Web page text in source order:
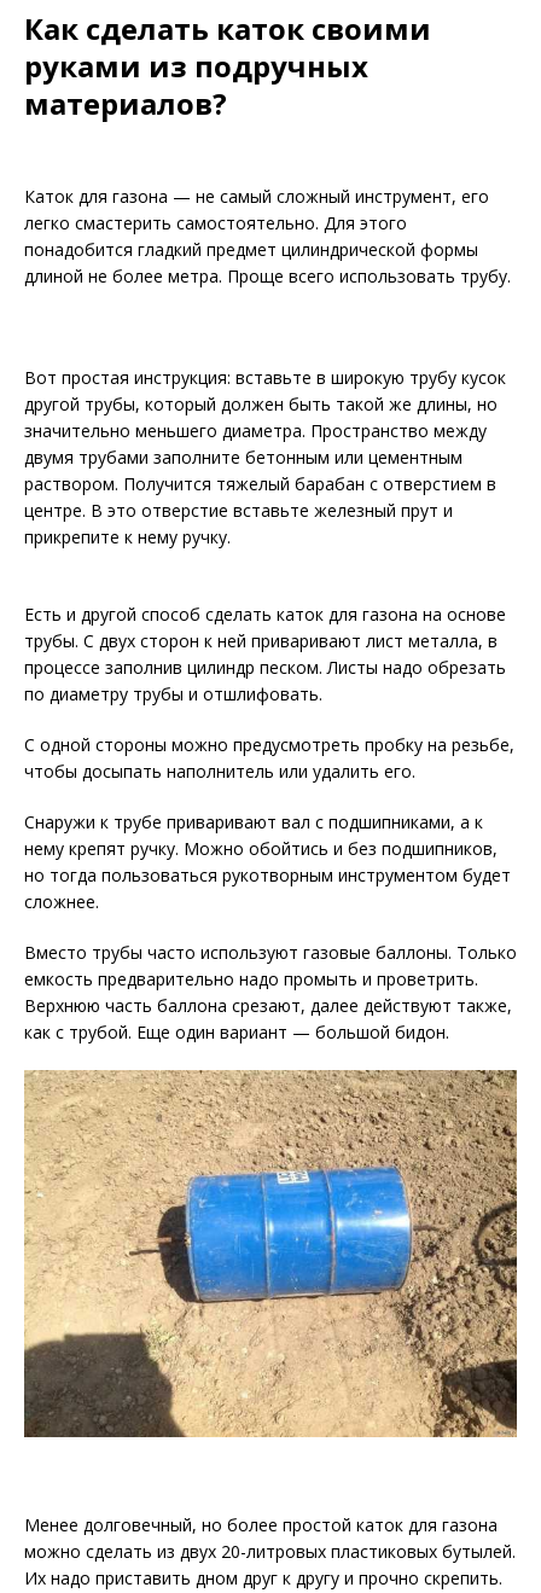
Как сделать каток своими
руками из подручных
материалов?
Каток для газона — не самый сложный инструмент, его
легко смастерить самостоятельно. Для этого
понадобится гладкий предмет цилиндрической формы
длиной не более метра. Проще всего использовать трубу.
Вот простая инструкция: вставьте в широкую трубу кусок
другой трубы, который должен быть такой же длины, но
значительно меньшего диаметра. Пространство между
двумя трубами заполните бетонным или цементным
раствором. Получится тяжелый барабан с отверстием в
центре. В это отверстие вставьте железный прут и
прикрепите к нему ручку.
Есть и другой способ сделать каток для газона на основе
трубы. С двух сторон к ней приваривают лист металла, в
процессе заполнив цилиндр песком. Листы надо обрезать
по диаметру трубы и отшлифовать.
С одной стороны можно предусмотреть пробку на резьбе,
чтобы досыпать наполнитель или удалить его.
Снаружи к трубе приваривают вал с подшипниками, а к
нему крепят ручку. Можно обойтись и без подшипников,
но тогда пользоваться рукотворным инструментом будет
сложнее.
Вместо трубы часто используют газовые баллоны. Только
емкость предварительно надо промыть и проветрить.
Верхнюю часть баллона срезают, далее действуют также,
как с трубой. Еще один вариант — большой бидон.
Менее долговечный, но более простой каток для газона
можно сделать из двух 20-литровых пластиковых бутылей.
Их надо приставить дном друг к другу и прочно скрепить.